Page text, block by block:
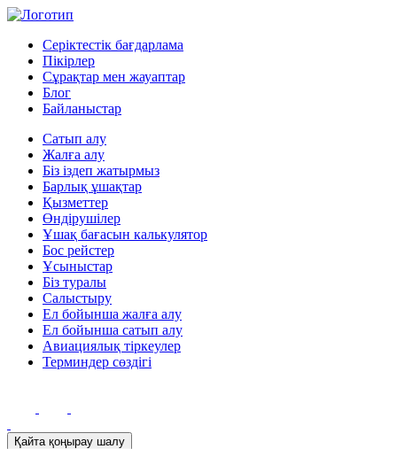
Серіктестік бағдарлама
Пікірлер
Сұрақтар мен жауаптар
Блог
Байланыстар
Сатып алу
Жалға алу
Біз іздеп жатырмыз
Барлық ұшақтар
Қызметтер
Өндірушілер
Ұшақ бағасын калькулятор
Бос рейстер
Ұсыныстар
Біз туралы
Салыстыру
Ел бойынша жалға алу
Ел бойынша сатып алу
Авиациялық тіркеулер
Терминдер сөздігі
Қайта қоңырау шалу